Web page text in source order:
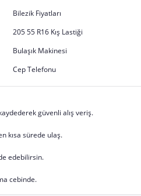
Bilezik Fiyatları
205 55 R16 Kış Lastiği
Bulaşık Makinesi
Cep Telefonu
güvenli alış veriş.
kısa sürede ulaş.
edebilirsin.
cebinde.